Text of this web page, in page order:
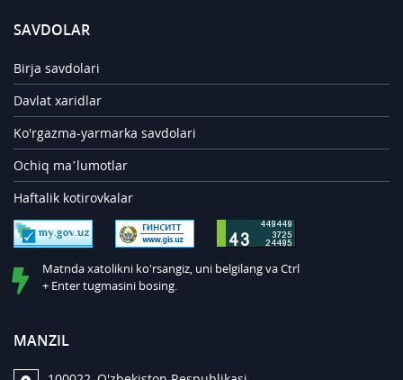
SAVDOLAR
Birja savdolari
Davlat xaridlar
Ko'rgazma-yarmarka savdolari
Ochiq ma’lumotlar
Haftalik kotirovkalar
Matnda xatolikni ko'rsangiz, uni belgilang va Ctrl
+ Enter tugmasini bosing.
MANZIL